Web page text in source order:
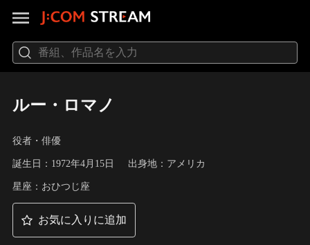
ルー・ロマノ
役者・俳優
誕生日：1972年4月15日 出身地：アメリカ
星座：おひつじ座
お気に入りに追加